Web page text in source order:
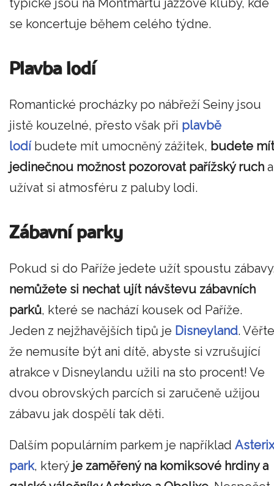
se koncertuje během celého týdne.
Plavba lodí
Romantické procházky po nábřeží Seiny jsou
jistě kouzelné, přesto však při plavbě
lodíbudete mít umocněný zážitek, budete mít
jedinečnou možnost pozorovat pařížský ruch a
užívat si atmosféru z paluby lodi.
Zábavní parky
Pokud si do Paříže jedete užít spoustu
nemůžete si nechat ujít návštevu zábavních
parků, které se nachází kousek od Paříže.
Jeden z nejžhavějších tipů je Disneyland.
že nemusíte být ani dítě, abyste si vzrušující
atrakce v Disneylandu užili na sto procent! Ve
dvou obrovských parcích si zaručeně užijou
zábavu jak dospělí tak děti.
Dalším populárním parkem je například Asterix
park, který je zaměřený na komiksové hrdiny a